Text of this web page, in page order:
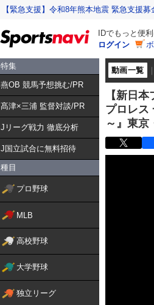
【緊急支援】令和8年熊本地震 緊急支援
IDでもっと便
ログイン
特集
燕OB 競馬予想挑む/PR
髙津×三浦 監督対談/PR
Jリーグ戦力 徹底分析
J国立試合に無料招待
種目
プロ野球
MLB
高校野球
大学野球
独立リーグ
動画一覧
【新日
プロレス
～』東京